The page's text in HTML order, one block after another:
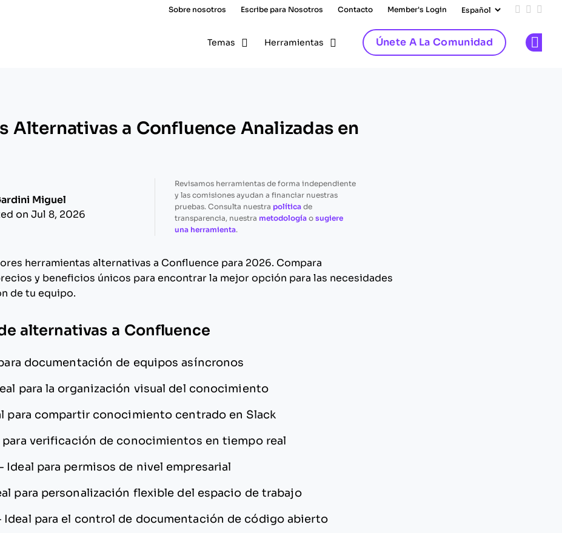
Sobre nosotros Escribe para Nosotros Contacto Member's Login Add us
Follow
Temas Herramientas Únete A La Comunidad
Alternativas a Confluence Analizadas en
Miguel
on Jul 8, 2026
Revisamos herramientas de forma independiente
y las comisiones ayudan a financiar nuestras
pruebas. Consulta nuestra políticade
transparencia, nuestra metodologíao sugiere
una herramienta.
herramientas alternativas a Confluence para 2026. Compara
y beneficios únicos para encontrar la mejor opción para las necesidades
de tu equipo.
alternativas a Confluence
documentación de equipos asíncronos
para la organización visual del conocimiento
para compartir conocimiento centrado en Slack
para verificación de conocimientos en tiempo real
Ideal para permisos de nivel empresarial
para personalización flexible del espacio de trabajo
Ideal para el control de documentación de código abierto